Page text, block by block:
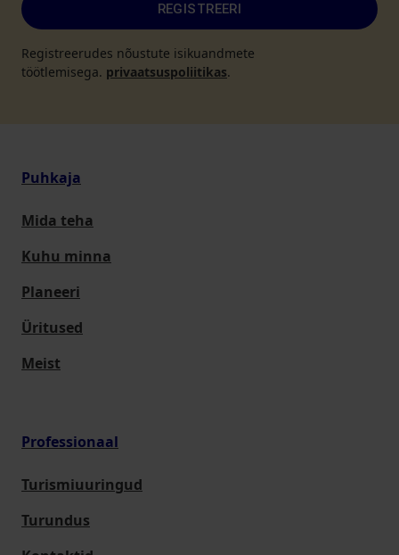
REGISTREERI
Registreerudes nõustute isikuandmete
töötlemisega. privaatsuspoliitikas.
Puhkaja
Mida teha
Kuhu minna
Planeeri
Üritused
Meist
Professionaal
Turismiuuringud
Turundus